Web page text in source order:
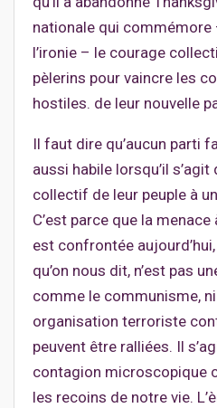
nationale qui commémore
l’ironie – le courage
pèlerins pour vaincre les
hostiles. de leur nouvelle
Il faut dire qu’aucun parti
aussi habile lorsqu’il
collectif de leur peuple à
C’est parce que la menace
est confrontée
qu’on nous dit, n’est pas
comme le communisme,
organisation terroriste
peuvent être ralliées. Il
contagion microscopique
les recoins de notre vie.